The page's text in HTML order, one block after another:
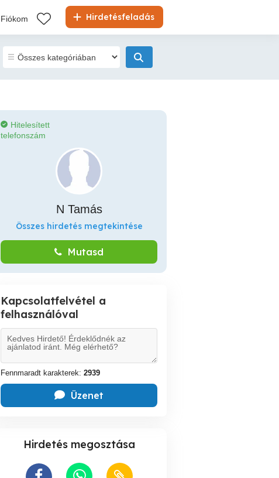
Hirdetésfeladás
Fiókom
Hitelesített
telefonszám
N Tamás
Összes hirdetés megtekintése
Mutasd
Kapcsolatfelvétel a
felhasználóval
Fennmaradt karakterek: 2939
Üzenet
Hirdetés megosztása